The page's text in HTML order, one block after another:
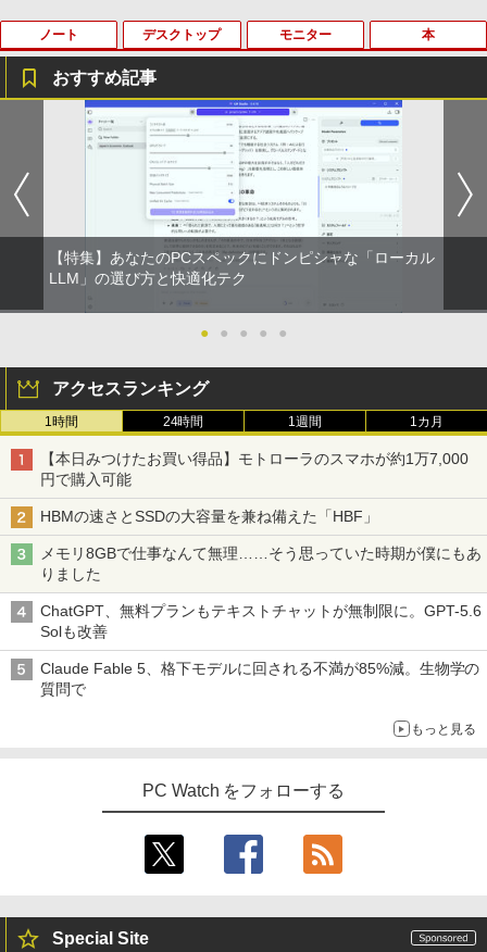
BRUCE WAYNE feat. Flo Milli, ATL Jacob
[Explicit]
￥250
BRUCE WAYNE feat. Flo Milli, ATL Jacob
[Explicit]
￥250
On My Road (Stadium ver.)
On My Road (Stadium ver.)
【Amazon.co.jp限定】 い・ろ・は・す 2L P
ET ラベルレス ×8本
￥1,112
by Amazon 天然水 ラベルレス 500ml ×24本
富士山の天然水 バナジウム含有 水 ミネラル
ウォーター ペットボトル 静岡県産 500ミリリ
ットル (Smart Basic)
￥1,380
by Amazon 天然水ラベルレス 2L×9本
￥1,117
by Amazon 炭酸水 ラベルレス 500ml ×24本
art Basic)
￥1,625
コカ・コーラ やかんの麦茶 from 爽健美茶 ラ
￥2,009
薬屋のひとりごと 17巻 (デジタル版ビッグガ
ンガンコミックス)
￥770
異世界居酒屋「のぶ」(22) (角川コミックス・
エース)
￥832
ONE PIECE モノクロ版 115 (ジャンプコミッ
クスDIGITAL)
￥594
HUNTER×HUNTER モノクロ版 39 (ジャンプ
コミックスDIGITAL)
￥572
版ビッグガンガンコミックス)
ノート
【タッチパネル機能付き】中古 ノートパ
ソコン 2in1 Panasonic Let's note CF-X
Z6 レッツノート 中古パソコン Windows
10 Windows11 Office2019 中古ノートp
c 第7世代Core i5 WiFi メモリ8GB M.2 s
sd 256GB Bluetooth Webカメラ 中古モ
バイルpc office付き
￥39,800
コン B55 15.6型 Win 11 Office 2019搭
載 第11世代i5 メモリ 8GB SSD 256GB
無線WIFI USB 3.1 HDMI DVDドライブ
内蔵カメラ 初期設定済 中古PC 仕事 家庭
3
Win11搭載 ノートパソコン 超小型ノート
チパネル付き/ ウェブカメラ付き/ テレ
ワーク対応/7インチ液晶/インテルCelero
心の国内サポートUMPC ノートパソコン
新品/ノートパソコン Office付き 新品
中古ノートパソコン Webカメラ内蔵 HP
ProBook 450 G7 15.6型大画面フルHD
8GB SSD256GB Type-C HDMI Window
s11 Office 送料無料
デスクトップ
【高速SSD】送料無料【富士通 ESPRIM
O Q556/M 第6世代 Core i3-6100T 3.20
GHz/メモリ:16GB /SSD 256GB & Wind
ows 10 デスクトップ 中古良い WPS Offi
ce付き コンパクト PC 極小型デスクトッ
プPC &おまけ付き（中古USB式キーボー
トとマウス） 3ケ月保証
￥17,800
式対応｜楽天1位｜最大180日保証｜CPU
第8世代｜HP 中古デスクトップパソコン
Windows11 office付き｜メモリ8GB SS
D256GB HDD500GB｜ デスクトップ Mi
可能｜デスクトップ 中古｜中古PC
￥34,800
All-in-one PC-HA570RAW-2 Windows1
1 第10世代 Core i5 メモリ16GB 1TB SS
bカメラ 無線LAN Bluetooth 3ヶ月保証
wd2662 中古
★2026新登場！office2024＼2年保証／
ミニPC minipc デスクトップパソコン 小
付き 第13世代 インテル Core i3-4130~i7
-13650HX i5 メモリ DDR4 8GB 16GB
モニター
HP Z23i プロフェッショナル液晶モニタ
ー 23インチワイド ブラック 1920×1080
（フルHD） ノングレア 非光沢 IPSパネ
ル 白色LED バックライト USB2.0 DVI V
GA ディスプレイポート【中古】
￥4,980
2
【500円クーポン＋ポイント最大31.5%還
元！】モバイルモニター 15.6 インチ FH
光沢 1000:1 高コントラスト 超軽量 600
g スピーカー内蔵 Type-C/HDMI 接続 PS
5/Switch/PC/スマホ対応
￥8,490
3
【初心者向けコスパ最強】黒/白 モニター
21.5 / 23.8 / 27型 pcモニター 100Hz ゲ
ーミングモニター HDMI 24インチ 1920*
イ 非光沢 VA 4000:1 角度調整 VESA Fre
esync ps4/ps5/xbox スピーカー内蔵 kk
￥11,999
ィスプレイ PCモニター ASUS 液晶ディ
スプレイ VP229HFZ 22型 1920×1080 応
Sパネル 液晶モニター 5年保証付き 動画
閲覧 仕事 在宅 楽天ランキング4冠
本
ふしぎの国のバード 14巻 （ハルタコミ
ックス） [ 佐々 大河 ]
￥1,034
サンリオキャラクターズ ステンドグラ
かわいい [ 株式会社サンリオ ]
3
転生した大聖女は、聖女であることをひ
た隠す SS集 （アース・スターノベル）
[ 十夜 ]
￥1,430
ん1000 英語つき [ 小学館 ]
決定版 強いチームをつくる！ リーダ
￥1,760
おすすめ記事
【特集】あなたのPCスペックにドンピシャな「ローカル
LLM」の選び方と快適化テク
● ● ● ● ●
アクセスランキング
1時間 24時間 1週間 1カ月
【本日みつけたお買い得品】モトローラのスマホが約1万7,000
円で購入可能
HBMの速さとSSDの大容量を兼ね備えた「HBF」
メモリ8GBで仕事なんて無理……そう思っていた時期が僕にもあ
りました
ChatGPT、無料プランもテキストチャットが無制限に。GPT-5.6
Solも改善
Claude Fable 5、格下モデルに回される不満が85%減。生物学の
質問で
もっと見る
PC Watch をフォローする
Special Site